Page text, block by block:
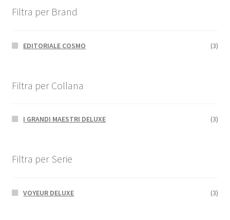
Filtra per Brand
EDITORIALE COSMO (3)
Filtra per Collana
I GRANDI MAESTRI DELUXE (3)
Filtra per Serie
VOYEUR DELUXE (3)